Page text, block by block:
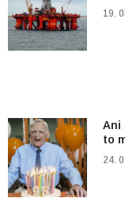
19.
Ani
to
24.